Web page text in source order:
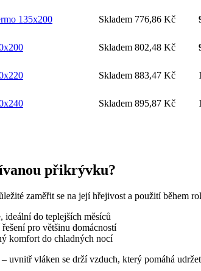
135x200 Skladem 776,86 Kč
Skladem 802,48 Kč
Skladem 883,47 Kč
Skladem 895,87 Kč
přikrývku?
zaměřit se na její hřejivost a použití během
ideální do teplejších měsíců
pro většinu domácností
komfort do chladných nocí
vláken se drží vzduch, který pomáhá